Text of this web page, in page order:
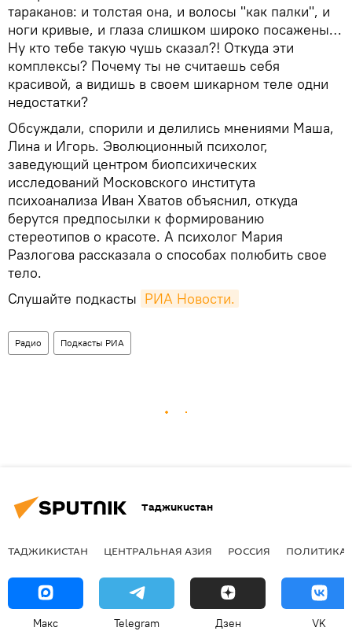
тараканов: и толстая она, и волосы "как палки", и
ноги кривые, и глаза слишком широко посажены…
Ну кто тебе такую чушь сказал?! Откуда эти
комплексы? Почему ты не считаешь себя
красивой, а видишь в своем шикарном теле одни
недостатки?
Обсуждали, спорили и делились мнениями Маша,
Лина и Игорь. Эволюционный психолог,
заведующий центром биопсихических
исследований Московского института
психоанализа Иван Хватов объяснил, откуда
берутся предпосылки к формированию
стереотипов о красоте. А психолог Мария
Разлогова рассказала о способах полюбить свое
тело.
Слушайте подкасты РИА Новости.
Радио Подкасты РИА
Таджикистан
ТАДЖИКИСТАН ЦЕНТРАЛЬНАЯ АЗИЯ РОССИЯ ПОЛИТИКА
Макс Telegram Дзен VK